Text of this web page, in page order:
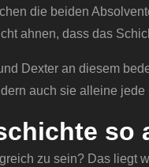
die beiden
ahnen, dass das
Dexter an diesem
auch sie alleine
so
zu sein? Das liegt